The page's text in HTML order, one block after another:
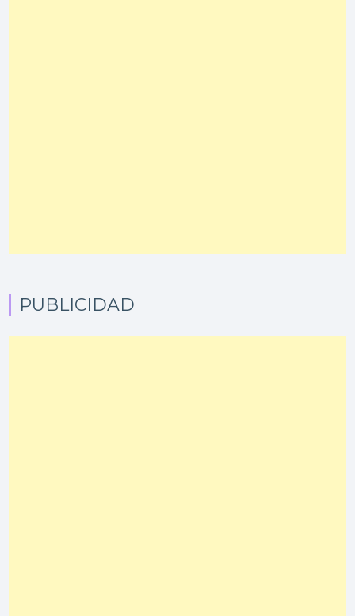
PUBLICIDAD